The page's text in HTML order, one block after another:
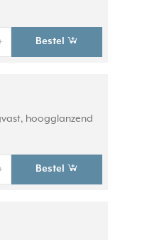
Bestel
hoogglanzend
Bestel